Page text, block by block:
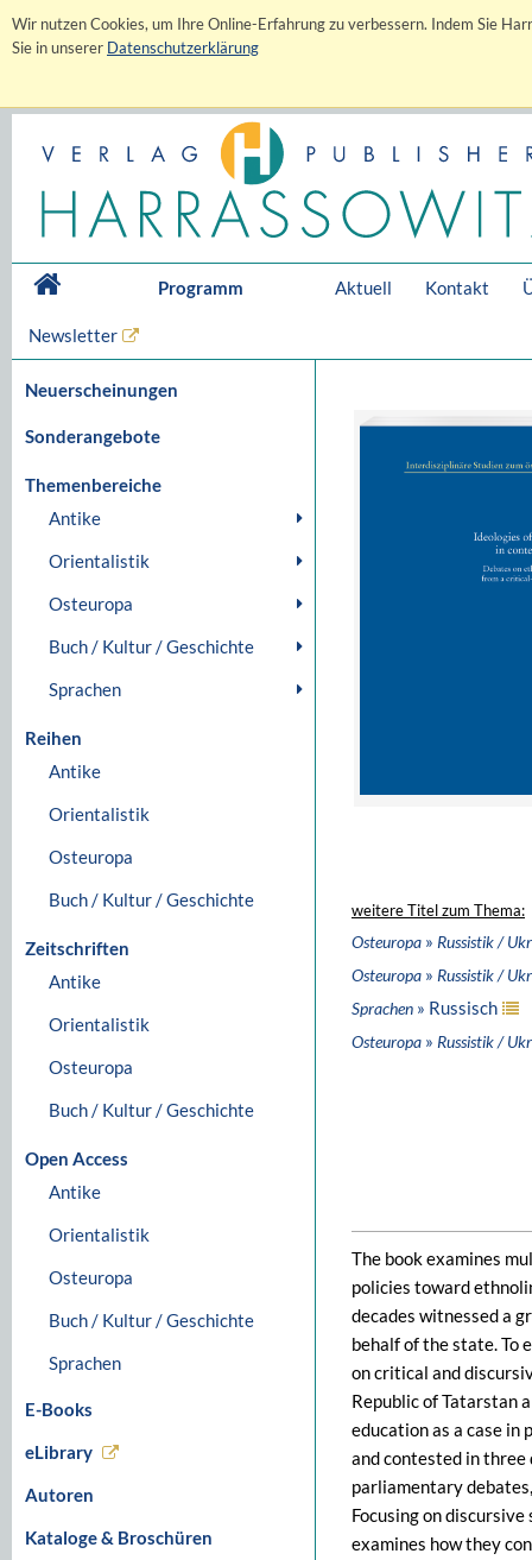
Wir nutzen Cookies, um Ihre Online-Erfahrung zu verbessern. Indem Sie
Sie in unserer Datenschutzerklärung
Programm Aktuell Kontakt
Newsletter
Neuerscheinungen
Sonderangebote
Themenbereiche
Antike
Orientalistik
Osteuropa
Buch / Kultur / Geschichte
Sprachen
Reihen
Antike
Orientalistik
Osteuropa
Buch / Kultur / Geschichte
Zeitschriften
Antike
Orientalistik
Osteuropa
Buch / Kultur / Geschichte
Open Access
Antike
Orientalistik
Osteuropa
Buch / Kultur / Geschichte
Sprachen
E-Books
eLibrary
Autoren
Kataloge & Broschüren
weitere Titel zum Thema:
Osteuropa » Russistik /
Osteuropa » Russistik /
Sprachen » Russisch
Osteuropa » Russistik /
The book examines
policies toward
decades witnessed a
behalf of the state. To
on critical and
Republic of Tatarstan
education as a case
and contested in
parliamentary
Focusing on
examines how they